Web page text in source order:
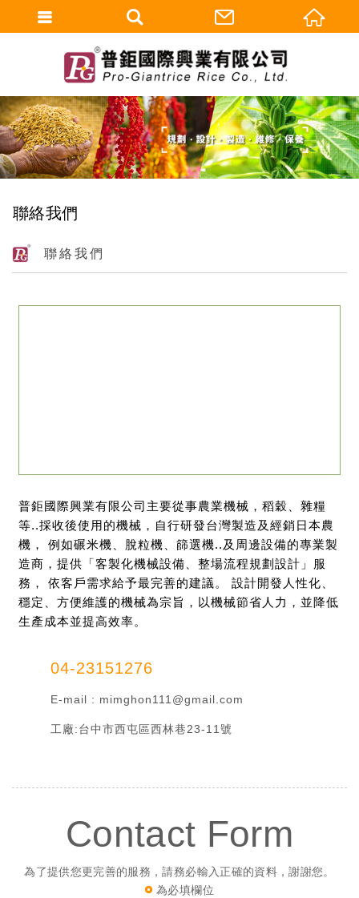
聯絡我們
聯絡我們
普鉅國際興業有限公司主要從事農業機械，稻穀、雜糧
等..採收後使用的機械，自行研發台灣製造及經銷日本農
機， 例如碾米機、脫粒機、篩選機..及周邊設備的專業製
造商，提供「客製化機械設備、整場流程規劃設計」服
務， 依客戶需求給予最完善的建議。 設計開發人性化、
穩定、方便維護的機械為宗旨，以機械節省人力，並降低
生產成本並提高效率。
04-23151276
E-mail : mimghon111@gmail.com
工廠:台中市西屯區西林巷23-11號
Contact Form
為了提供您更完善的服務，請務必輸入正確的資料，謝謝您。
為必填欄位